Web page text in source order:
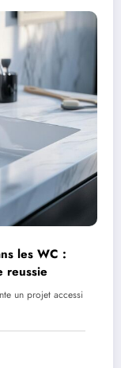
les WC :
reussie
un projet accessi